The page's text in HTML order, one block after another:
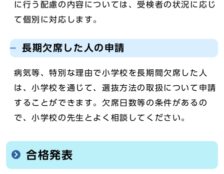
に行う配慮の内容については、受検者の状況に応じ
て個別に対応します。
長期欠席した人の申請
病気等、特別な理由で小学校を長期間欠席した人
は、小学校を通じて、選抜方法の取扱について申請
することができます。欠席日数等の条件があるの
で、小学校の先生とよく相談してください。
合格発表